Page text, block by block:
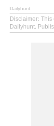
Dailyhunt
Disclaimer: This
Dailyhunt.